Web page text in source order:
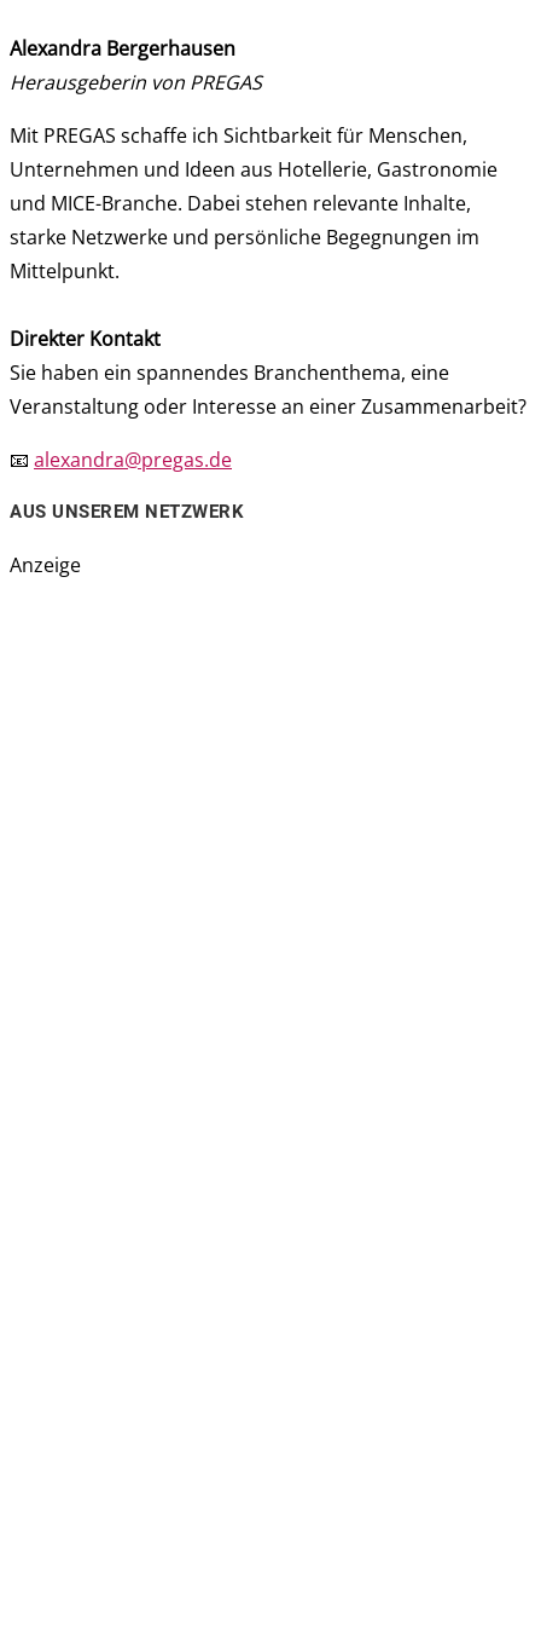
Alexandra Bergerhausen
Herausgeberin von PREGAS
Mit PREGAS schaffe ich Sichtbarkeit für Menschen,
Unternehmen und Ideen aus Hotellerie, Gastronomie
und MICE-Branche. Dabei stehen relevante Inhalte,
starke Netzwerke und persönliche Begegnungen im
Mittelpunkt.
Direkter Kontakt
Sie haben ein spannendes Branchenthema, eine
Veranstaltung oder Interesse an einer Zusammenarbeit?
📧 alexandra@pregas.de
AUS UNSEREM NETZWERK
Anzeige